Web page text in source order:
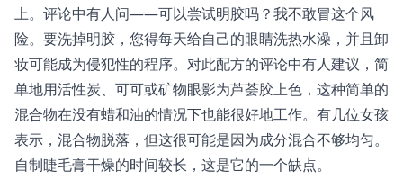
上。评论中有人问——可以尝试明胶吗？我不敢冒这个风
险。要洗掉明胶，您得每天给自己的眼睛洗热水澡，并且卸
妆可能成为侵犯性的程序。对此配方的评论中有人建议，简
单地用活性炭、可可或矿物眼影为芦荟胶上色，这种简单的
混合物在没有蜡和油的情况下也能很好地工作。有几位女孩
表示，混合物脱落，但这很可能是因为成分混合不够均匀。
自制睫毛膏干燥的时间较长，这是它的一个缺点。